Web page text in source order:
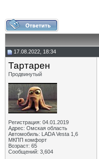
17.08.2022, 18:34
Тартарен
Продвинутый
Регистрация: 04.01.2019
Адрес: Омская область
Автомобиль: LADA Vesta 1,6
МКПП комфорт
Возраст: 65
Сообщений: 3,604